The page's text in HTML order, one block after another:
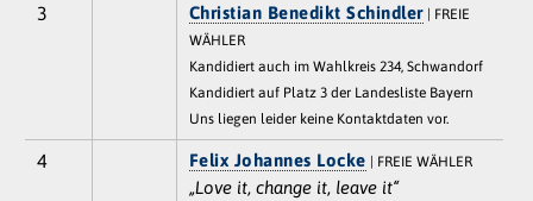
3 Christian Benedikt Schindler| FREIE
WÄHLER
Kandidiert auch im Wahlkreis 234, Schwandorf
Kandidiert auf Platz 3 der Landesliste Bayern
Uns liegen leider keine Kontaktdaten vor.
4 Felix Johannes Locke | FREIE WÄHLER
„Love it, change it, leave it“